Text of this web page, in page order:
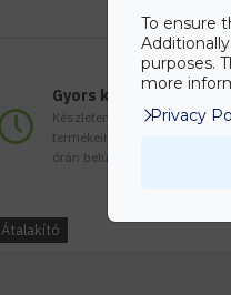
Gyors kiszállítás
Készleten lévő
termékeinket akár 24
órán belül megkaphatod!
Átalakító
To ensure
purposes.
more
Privacy